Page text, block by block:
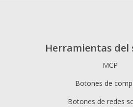
Herramientas del
MCP
Botones de
Botones de redes